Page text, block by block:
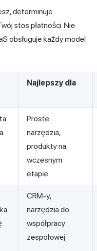
determinuje
stos płatności. Nie
obsługuje każdy model
Najlepszy dla
Proste
narzędzia,
produkty na
wczesnym
etapie
CRM-y,
narzędzia do
współpracy
zespołowej